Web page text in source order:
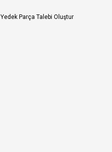
Yedek Parça Talebi Oluştur